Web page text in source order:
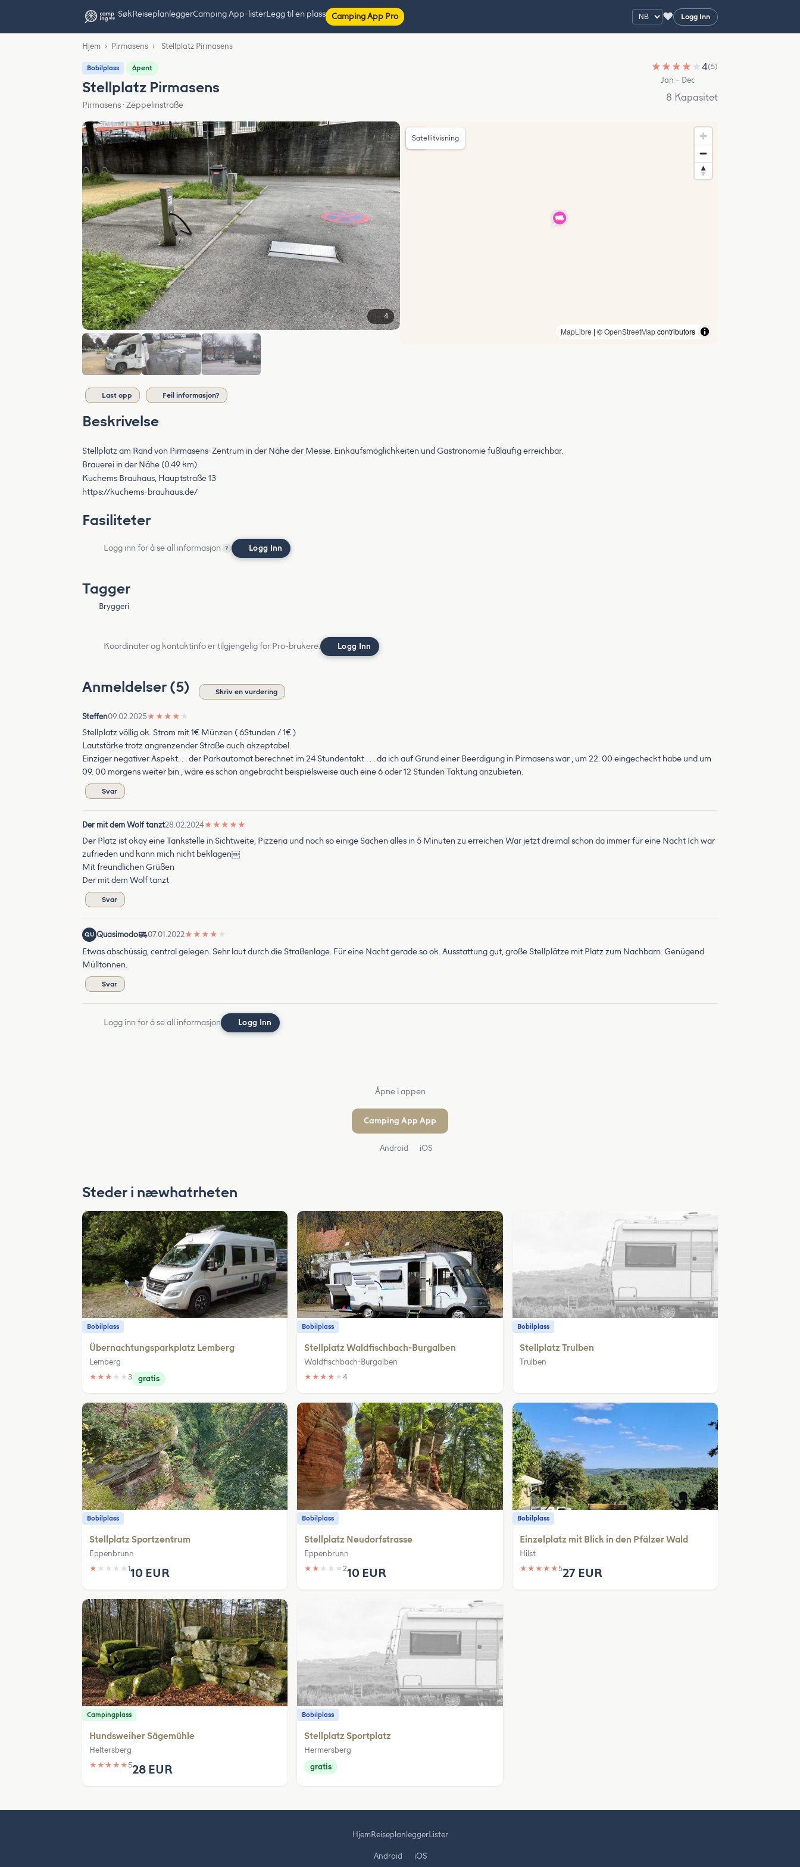
SøkReiseplanleggerCamping App-listerLegg til en plass Camping App Pro ♥ Logg Inn
Hjem › Pirmasens › Stellplatz Pirmasens
Bobilplass åpent
Stellplatz Pirmasens
Pirmasens · Zeppelinstraße
★ ★ ★ ★ ★4(5)
Jan – Dec
8 Kapasitet
4
MapLibre | ©OpenStreetMapcontributors
Satellitvisning
Last opp Feil informasjon?
Beskrivelse
Stellplatz am Rand von Pirmasens-Zentrum in der Nähe der Messe. Einkaufsmöglichkeiten und Gastronomie fußläufig erreichbar.
Brauerei in der Nähe (0.49 km):
Kuchems Brauhaus, Hauptstraße 13
https://kuchems-brauhaus.de/
Fasiliteter
Logg inn for å se all informasjon ? Logg Inn
Tagger
Bryggeri
Koordinater og kontaktinfo er tilgjengelig for Pro-brukere. Logg Inn
Anmeldelser (5) Skriv en vurdering
Steffen09.02.2025★ ★ ★ ★ ★
Stellplatz völlig ok. Strom mit 1€ Münzen ( 6Stunden / 1€ )
Lautstärke trotz angrenzender Straße auch akzeptabel.
Einziger negativer Aspekt. . . der Parkautomat berechnet im 24 Stundentakt . . . da ich auf Grund einer Beerdigung in Pirmasens war , um 22. 00 eingecheckt habe und um
09. 00 morgens weiter bin , wäre es schon angebracht beispielsweise auch eine 6 oder 12 Stunden Taktung anzubieten.
Svar
Der mit dem Wolf tanzt28.02.2024★ ★ ★ ★ ★
Der Platz ist okay eine Tankstelle in Sichtweite, Pizzeria und noch so einige Sachen alles in 5 Minuten zu erreichen War jetzt dreimal schon da immer für eine Nacht Ich war
zufrieden und kann mich nicht beklagen￼
Mit freundlichen Grüßen
Der mit dem Wolf tanzt
Svar
QU Quasimodo 07.01.2022★ ★ ★ ★ ★
Etwas abschüssig, central gelegen. Sehr laut durch die Straßenlage. Für eine Nacht gerade so ok. Ausstattung gut, große Stellplätze mit Platz zum Nachbarn. Genügend
Mülltonnen.
Svar
Logg inn for å se all informasjon Logg Inn
Åpne i appen
Camping App App
Android iOS
Steder i næwhatrheten
Bobilplass
Übernachtungsparkplatz Lemberg
Lemberg
★ ★ ★ ★ ★ 3 gratis
Bobilplass
Stellplatz Waldfischbach-Burgalben
Waldfischbach-Burgalben
★ ★ ★ ★ ★4
Bobilplass
Stellplatz Trulben
Trulben
Bobilplass
Stellplatz Sportzentrum
Eppenbrunn
★ ★ ★ ★ ★ 110 EUR
Bobilplass
Stellplatz Neudorfstrasse
Eppenbrunn
★ ★ ★ ★ ★210 EUR
Bobilplass
Einzelplatz mit Blick in den Pfälzer Wald
Hilst
★ ★ ★ ★ ★527 EUR
Campingplass
Hundsweiher Sägemühle
Heltersberg
★ ★ ★ ★ ★528 EUR
Bobilplass
Stellplatz Sportplatz
Hermersberg
gratis
HjemReiseplanleggerLister
Android iOS